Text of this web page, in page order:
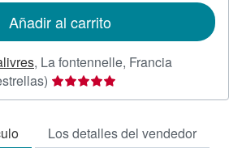
envío
Añadir al carrito
, La fontennelle, Francia
Calificación
del
5
Los detalles del vendedor